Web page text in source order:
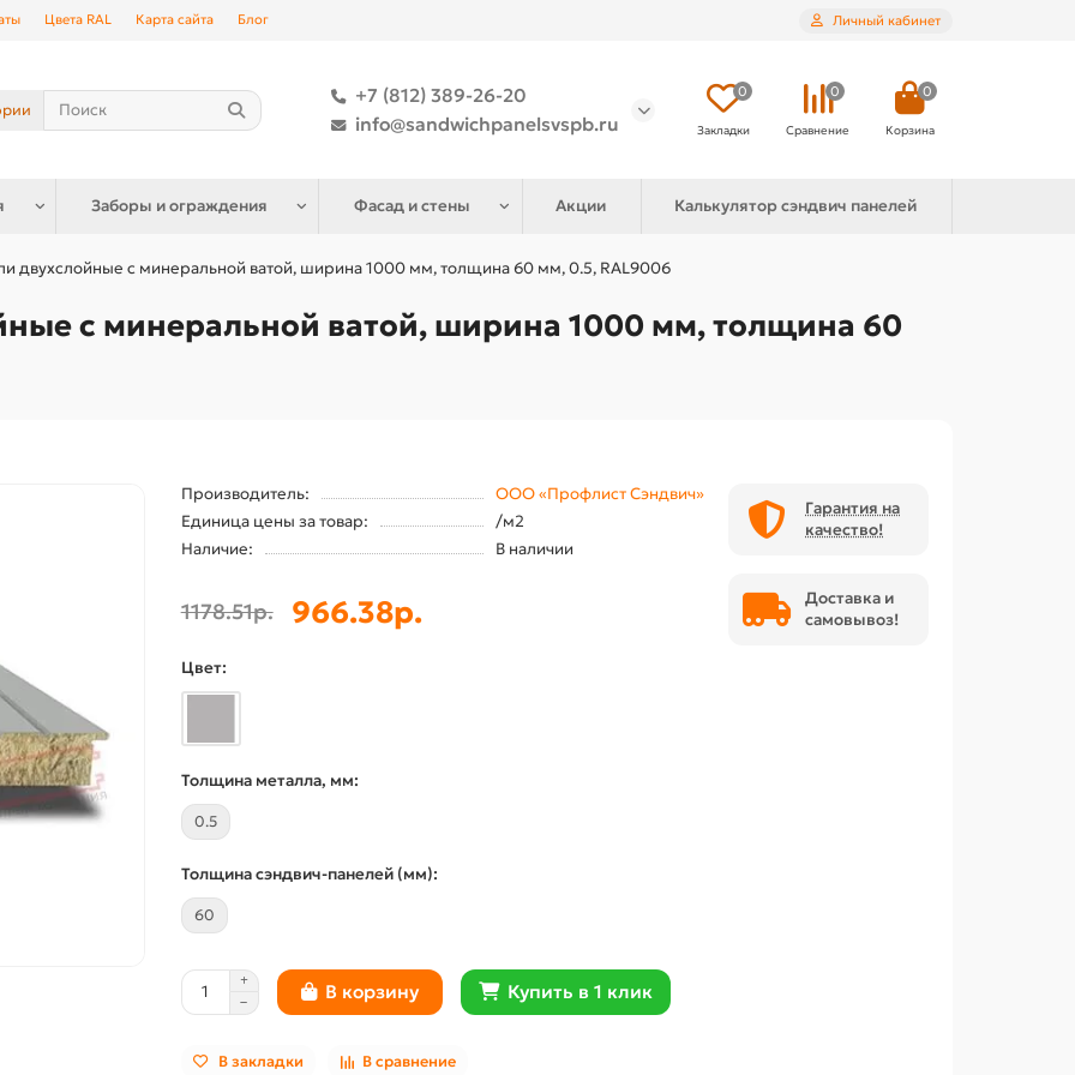
Цвета RAL Карта сайта Блог Личный кабинет
+7 (812) 389-26-20
info@sandwichpanelsvspb.ru
0
Закладки
0
Сравнение
0
Корзина
Заборы и ограждения Фасад и стены Акции Калькулятор сэндвич панелей
двухслойные с минеральной ватой, ширина 1000 мм, толщина 60 мм, 0.5, RAL9006
с минеральной ватой, ширина 1000 мм, толщина 60
Производитель:
ООО «Профлист Сэндвич»
Единица цены за товар:
/м2
Наличие:
В наличии
1178.51р. 966.38р.
Цвет:
Толщина металла, мм:
0.5
Толщина сэндвич-панелей (мм):
60
В корзину Купить в 1 клик
В закладки В сравнение
Гарантия на
качество!
Доставка и
самовывоз!